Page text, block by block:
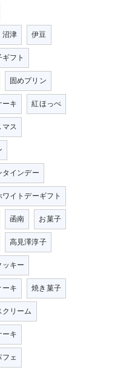
沼津
伊豆
フト
固めプリン
キ
紅ほっぺ
ス
インデー
ワイトデーギフト
函南
お菓子
高見澤淳子
キー
ーキ
焼き菓子
リーム
キ
フェ